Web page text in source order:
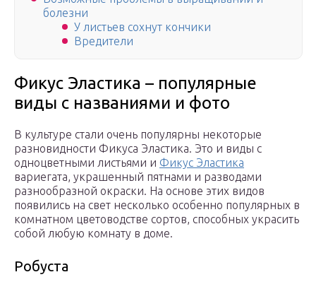
болезни
У листьев сохнут кончики
Вредители
Фикус Эластика – популярные
виды с названиями и фото
В культуре стали очень популярны некоторые
разновидности Фикуса Эластика. Это и виды с
одноцветными листьями и Фикус Эластика
вариегата, украшенный пятнами и разводами
разнообразной окраски. На основе этих видов
появились на свет несколько особенно популярных в
комнатном цветоводстве сортов, способных украсить
собой любую комнату в доме.
Робуста